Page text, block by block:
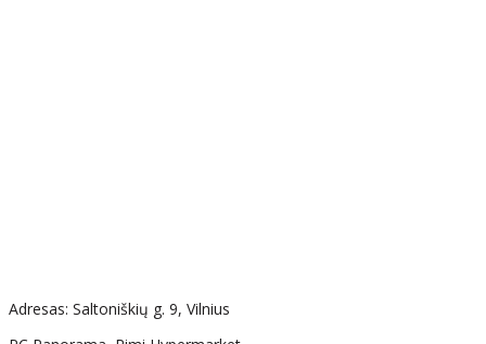
Adresas: Saltoniškių g. 9, Vilnius